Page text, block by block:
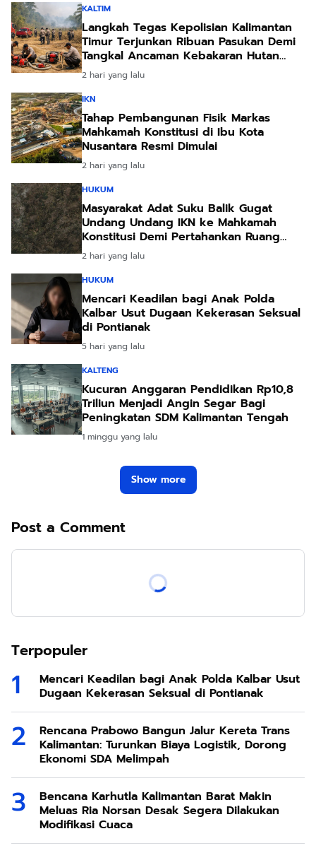
KALTIM
Langkah Tegas Kepolisian Kalimantan
Timur Terjunkan Ribuan Pasukan Demi
Tangkal Ancaman Kebakaran Hutan
Akibat Kemarau Ekstrem
2 hari yang lalu
IKN
Tahap Pembangunan Fisik Markas
Mahkamah Konstitusi di Ibu Kota
Nusantara Resmi Dimulai
2 hari yang lalu
HUKUM
Masyarakat Adat Suku Balik Gugat
Undang Undang IKN ke Mahkamah
Konstitusi Demi Pertahankan Ruang
Hidup Leluhur
2 hari yang lalu
HUKUM
Mencari Keadilan bagi Anak Polda
Kalbar Usut Dugaan Kekerasan Seksual
di Pontianak
5 hari yang lalu
KALTENG
Kucuran Anggaran Pendidikan Rp10,8
Triliun Menjadi Angin Segar Bagi
Peningkatan SDM Kalimantan Tengah
1 minggu yang lalu
Show more
Post a Comment
Terpopuler
Mencari Keadilan bagi Anak Polda Kalbar Usut
Dugaan Kekerasan Seksual di Pontianak
Rencana Prabowo Bangun Jalur Kereta Trans
Kalimantan: Turunkan Biaya Logistik, Dorong
Ekonomi SDA Melimpah
Bencana Karhutla Kalimantan Barat Makin
Meluas Ria Norsan Desak Segera Dilakukan
Modifikasi Cuaca